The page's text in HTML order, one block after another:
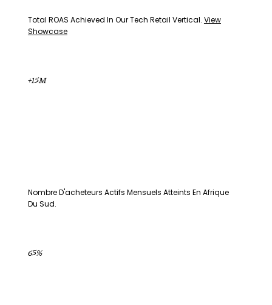
Total ROAS Achieved In Our Tech Retail Vertical. View
Showcase
+15M
Nombre D'acheteurs Actifs Mensuels Atteints En Afrique
Du Sud.
65%